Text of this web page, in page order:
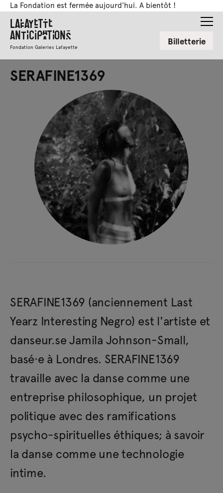
La Fondation est fermée aujourd'hui. A bientôt !
Lafayette
Anticipations
Fondation Galeries Lafayette Billetterie
SERAFINE1369
SERAFINE1369 (anciennement Last
Yearz Interesting Negro) est l'artiste et
danseur.se Jamila Johnson-Small,
basé·e à Londres. SERAFINE1369
travaille avec la danse comme une
entreprise philosophique, un projet
politique avec des ramifications
psycho-spirituelles éthiques; à savoir
la danse comme une technologie
intime.